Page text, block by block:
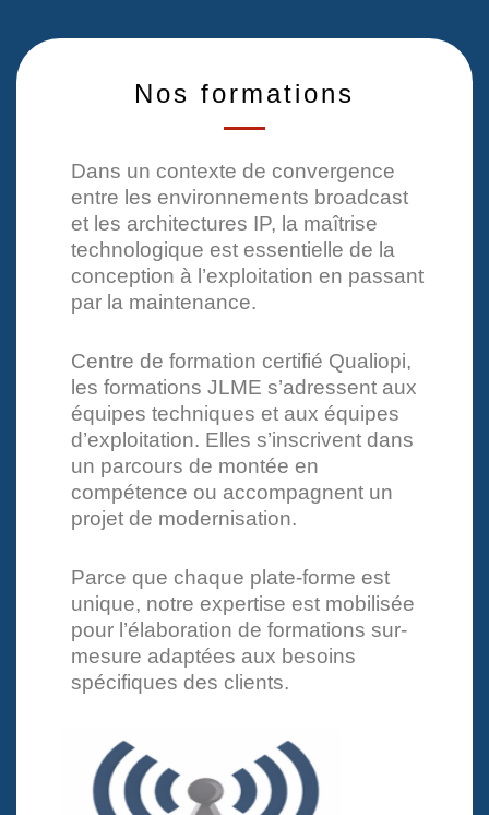
Nos formations
Dans un contexte de convergence
entre les environnements broadcast
et les architectures IP, la maîtrise
technologique est essentielle de la
conception à l’exploitation en passant
par la maintenance.
Centre de formation certifié Qualiopi,
les formations JLME s’adressent aux
équipes techniques et aux équipes
d’exploitation. Elles s’inscrivent dans
un parcours de montée en
compétence ou accompagnent un
projet de modernisation.
Parce que chaque plate-forme est
unique, notre expertise est mobilisée
pour l’élaboration de formations sur-
mesure adaptées aux besoins
spécifiques des clients.